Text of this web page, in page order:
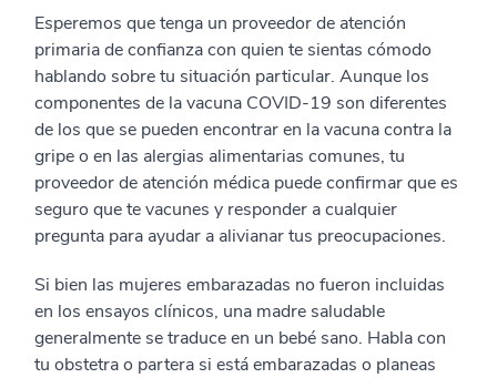
Esperemos que tenga un proveedor de atención
primaria de confianza con quien te sientas cómodo
hablando sobre tu situación particular. Aunque los
componentes de la vacuna COVID-19 son diferentes
de los que se pueden encontrar en la vacuna contra la
gripe o en las alergias alimentarias comunes, tu
proveedor de atención médica puede confirmar que es
seguro que te vacunes y responder a cualquier
pregunta para ayudar a alivianar tus preocupaciones.
Si bien las mujeres embarazadas no fueron incluidas
en los ensayos clínicos, una madre saludable
generalmente se traduce en un bebé sano. Habla con
tu obstetra o partera si está embarazadas o planeas